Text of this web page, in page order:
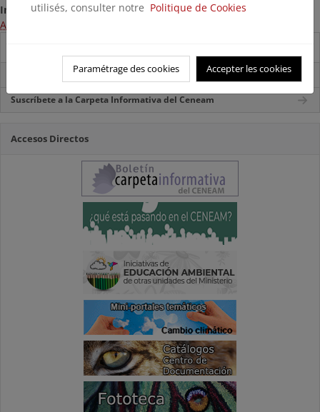
Información:
Acceso a la página web del programa
Carpeta Informativa del CENEAM.
Suscríbete a la Carpeta Informativa del Ceneam
Accesos Directos
utilisés, consulter notre Politique de Cookies
Paramétrage des cookies Accepter les cookies